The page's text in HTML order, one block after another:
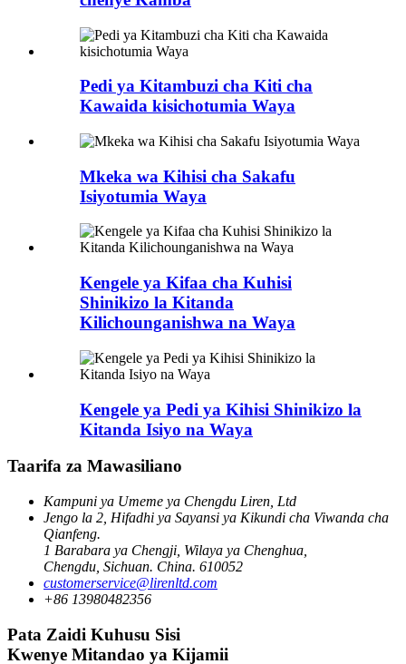
Pedi ya Kitambuzi cha Kiti cha
Kawaida kisichotumia Waya
Mkeka wa Kihisi cha Sakafu
Isiyotumia Waya
Kengele ya Kifaa cha Kuhisi
Shinikizo la Kitanda
Kilichounganishwa na Waya
Kengele ya Pedi ya Kihisi Shinikizo la
Kitanda Isiyo na Waya
Taarifa za Mawasiliano
Kampuni ya Umeme ya Chengdu Liren, Ltd
Jengo la 2, Hifadhi ya Sayansi ya Kikundi cha Viwanda cha
Qianfeng.
1 Barabara ya Chengji, Wilaya ya Chenghua,
Chengdu, Sichuan. China. 610052
customerservice@lirenltd.com
+86 13980482356
Pata Zaidi Kuhusu Sisi
Kwenye Mitandao ya Kijamii